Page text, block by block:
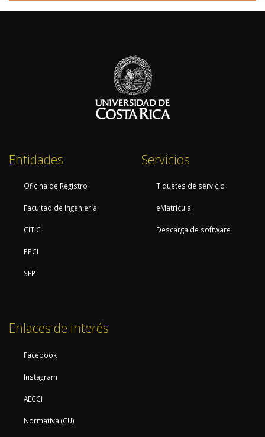
Entidades
Oficina de Registro
Facultad de Ingeniería
CITIC
PPCI
SEP
Servicios
Tiquetes de servicio
eMatrícula
Descarga de software
Enlaces de interés
Facebook
Instagram
AECCI
Normativa (CU)